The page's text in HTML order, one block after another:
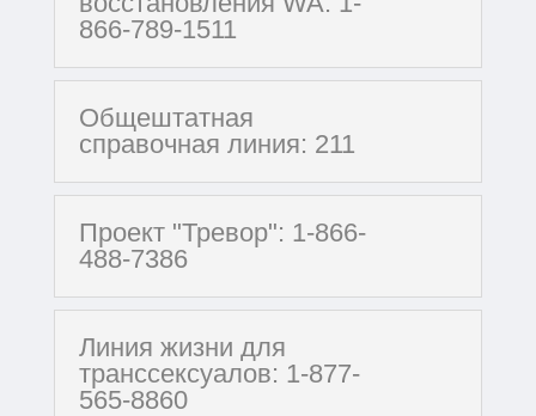
866-789-1511
Общештатная
справочная линия: 211
Проект "Тревор": 1-866-
488-7386
Линия жизни для
транссексуалов: 1-877-
565-8860